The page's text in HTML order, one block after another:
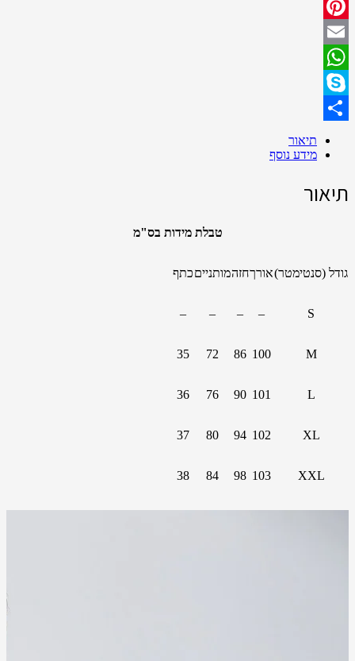
Twitter
Pinterest
Email
WhatsApp
Skype
תיאור
מידע נוסף
תיאור
טבלת מידות בס"מ
גודל (סנטימטר)אורךחזהמותנייםכתף
S
–
–
–
–
M
100
86
72
35
L
101
90
76
36
XL
102
94
80
37
XXL
103
98
84
38